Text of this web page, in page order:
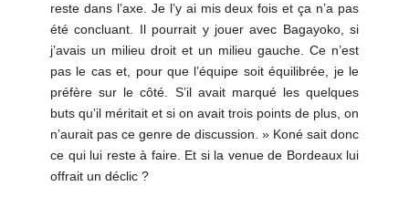
reste dans l’axe. Je l’y ai mis deux fois et ça n’a pas
été concluant. Il pourrait y jouer avec Bagayoko, si
j’avais un milieu droit et un milieu gauche. Ce n’est
pas le cas et, pour que l’équipe soit équilibrée, je le
préfère sur le côté. S’il avait marqué les quelques
buts qu’il méritait et si on avait trois points de plus, on
n’aurait pas ce genre de discussion. » Koné sait donc
ce qui lui reste à faire. Et si la venue de Bordeaux lui
offrait un déclic ?